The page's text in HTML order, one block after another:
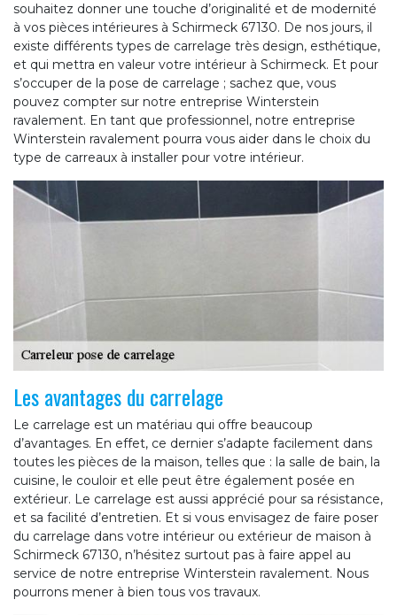
souhaitez donner une touche d’originalité et de modernité
à vos pièces intérieures à Schirmeck 67130. De nos jours, il
existe différents types de carrelage très design, esthétique,
et qui mettra en valeur votre intérieur à Schirmeck. Et pour
s’occuper de la pose de carrelage ; sachez que, vous
pouvez compter sur notre entreprise Winterstein
ravalement. En tant que professionnel, notre entreprise
Winterstein ravalement pourra vous aider dans le choix du
type de carreaux à installer pour votre intérieur.
Les avantages du carrelage
Le carrelage est un matériau qui offre beaucoup
d’avantages. En effet, ce dernier s’adapte facilement dans
toutes les pièces de la maison, telles que : la salle de bain, la
cuisine, le couloir et elle peut être également posée en
extérieur. Le carrelage est aussi apprécié pour sa résistance,
et sa facilité d’entretien. Et si vous envisagez de faire poser
du carrelage dans votre intérieur ou extérieur de maison à
Schirmeck 67130, n’hésitez surtout pas à faire appel au
service de notre entreprise Winterstein ravalement. Nous
pourrons mener à bien tous vos travaux.